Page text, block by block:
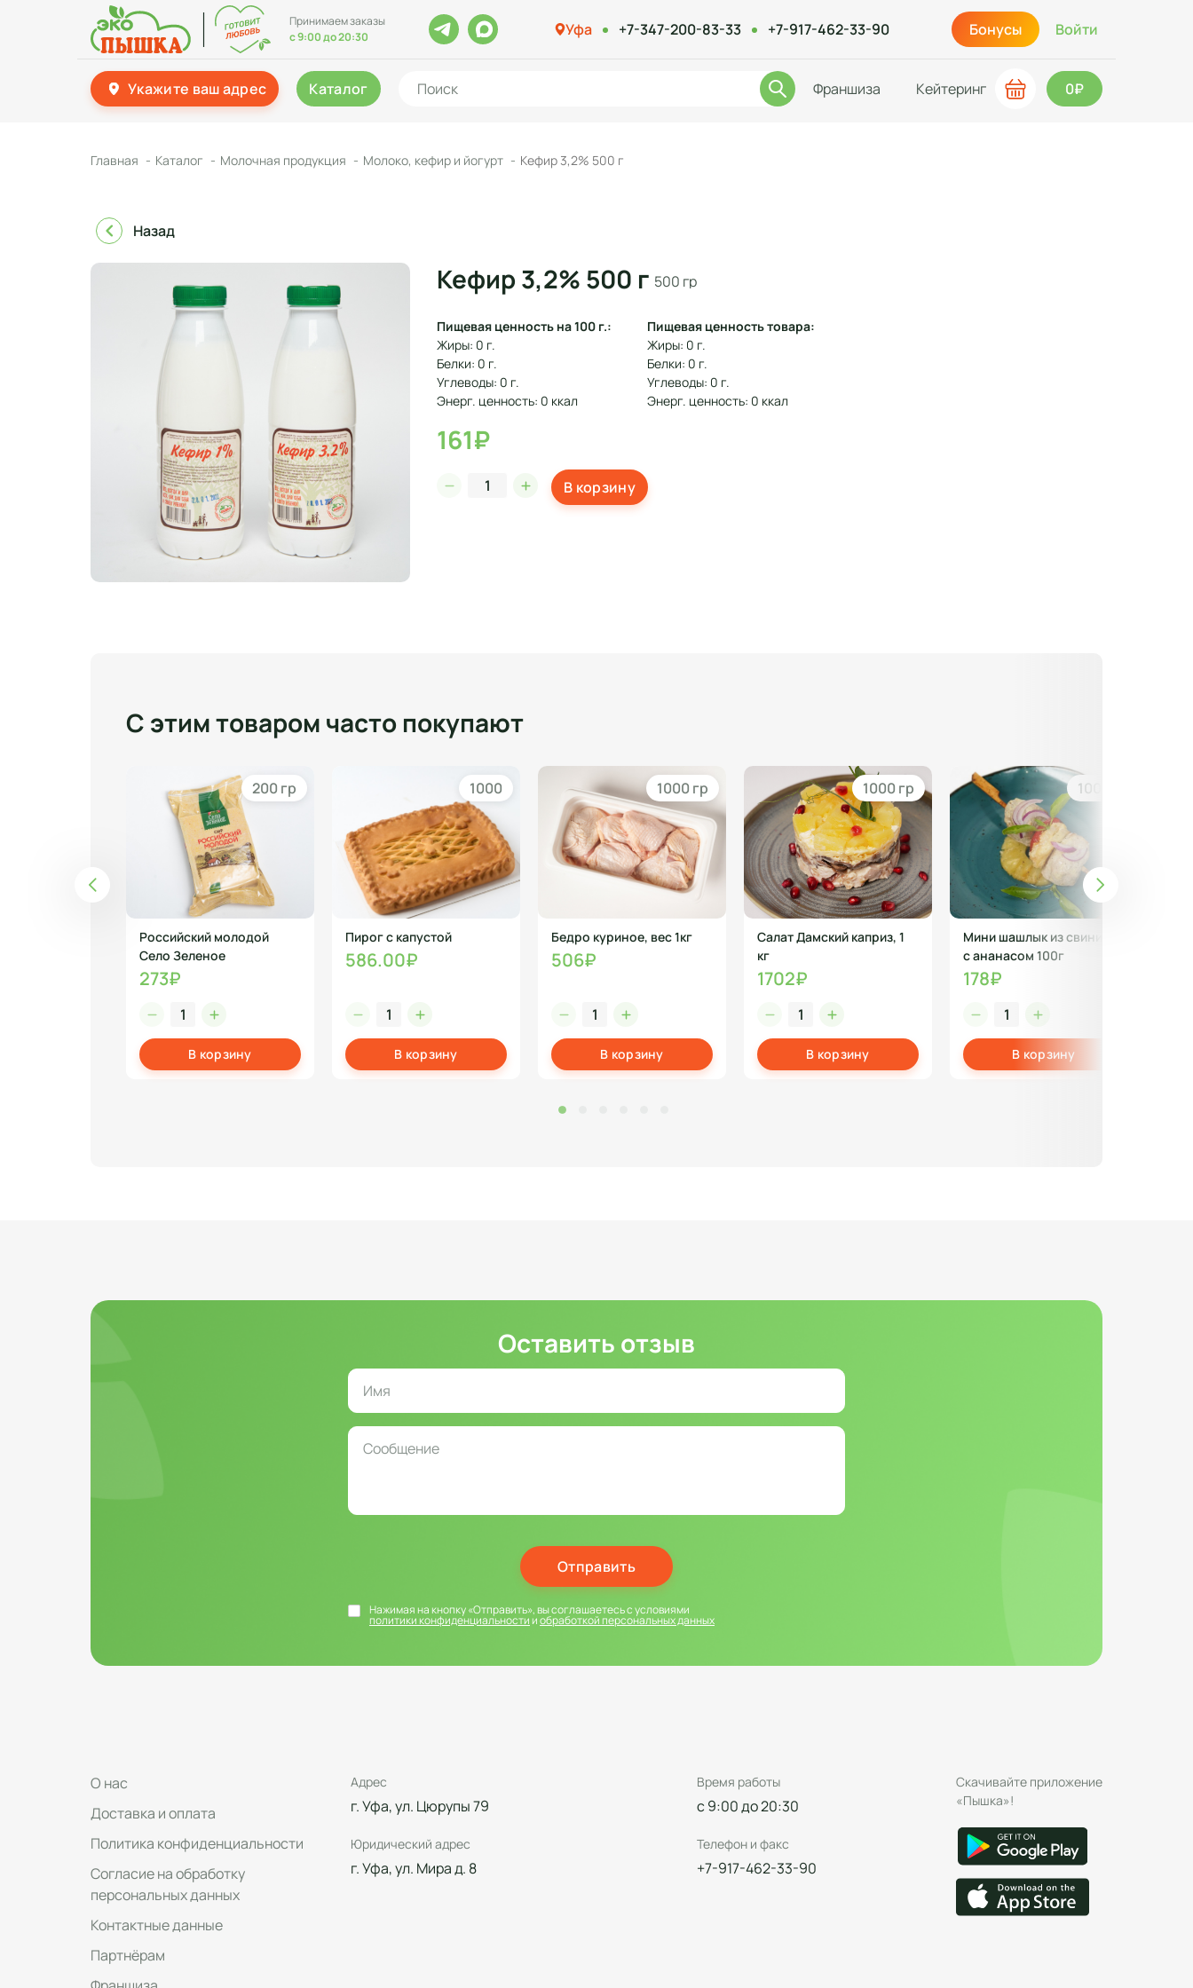
Принимаем заказы
с 9:00 до 20:30
Уфа +7-347-200-83-33 +7-917-462-33-90 Бонусы Войти
Укажите ваш адрес Каталог Франшиза Кейтеринг 0₽
Главная Каталог Молочная продукция Молоко, кефир и йогурт Кефир 3,2% 500 г
Назад
Кефир 3,2% 500 г 500 гр
Пищевая ценность на 100 г.:
Жиры: 0 г.
Белки: 0 г.
Углеводы: 0 г.
Энерг. ценность: 0 ккал
Пищевая ценность товара:
Жиры: 0 г.
Белки: 0 г.
Углеводы: 0 г.
Энерг. ценность: 0 ккал
161₽
В корзину
С этим товаром часто покупают
200 гр
Российский молодой
Село Зеленое
273₽
В корзину
1000
Пирог с капустой
586.00₽
В корзину
1000 гр
Бедро куриное, вес 1кг
506₽
В корзину
1000 гр
Салат Дамский каприз, 1
кг
1702₽
В корзину
100 гр
Мини шашлык из свинины
с ананасом 100г
178₽
В корзину
Оставить отзыв
Отправить
Нажимая на кнопку «Отправить», вы соглашаетесь с условиями
политики конфиденциальностииобработкой персональных данных
О нас
Доставка и оплата
Политика конфиденциальности
Согласие на обработку
персональных данных
Контактные данные
Партнёрам
Адрес
г. Уфа, ул. Цюрупы 79
Юридический адрес
г. Уфа, ул. Мира д. 8
Время работы
с 9:00 до 20:30
Телефон и факс
+7-917-462-33-90
Скачивайте приложение
«Пышка»!